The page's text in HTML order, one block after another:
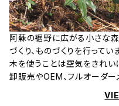
阿蘇の裾野に広がる小さな
づくり、ものづくりを行ってい
木を使うことは空気をきれい
卸販売やOEM、フルオーダー